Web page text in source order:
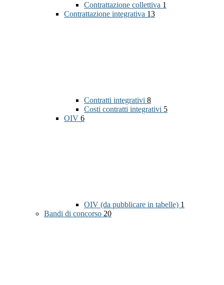
Contrattazione collettiva 1
Contrattazione integrativa 13
Contratti integrativi 8
Costi contratti integrativi 5
OIV 6
OIV (da pubblicare in tabelle) 1
Bandi di concorso 20